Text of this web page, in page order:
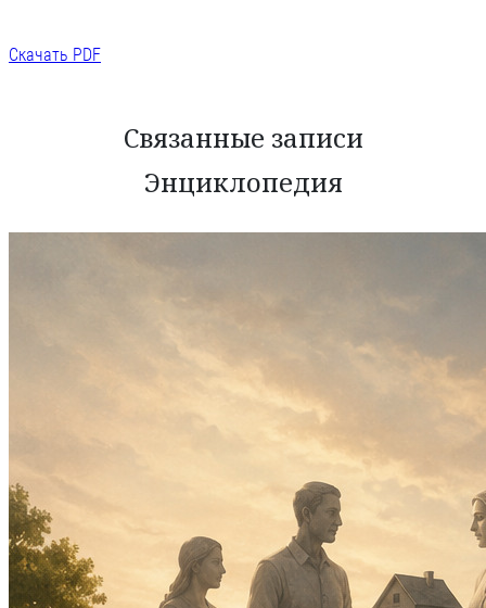
Скачать PDF
Связанные записи
Энциклопедия